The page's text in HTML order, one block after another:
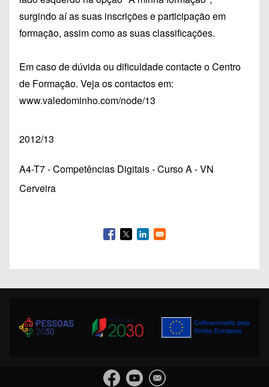
surgindo aí as suas inscrições e participação em
formação, assim como as suas classificações.
Em caso de dúvida ou dificuldade contacte o Centro
de Formação. Veja os contactos em:
www.valedominho.com/node/13
2012/13
A4-T7 - Competências Digitais - Curso A - VN
Cerveira